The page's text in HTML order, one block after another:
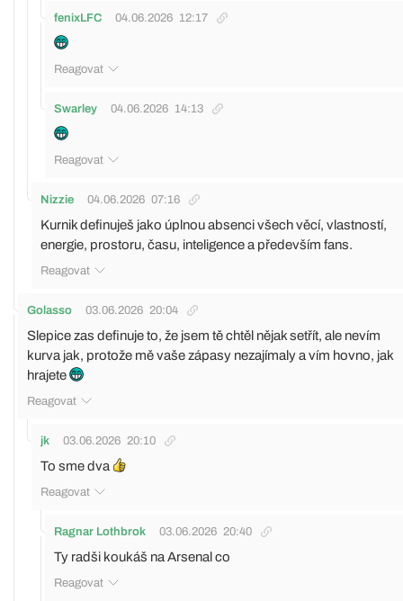
fenixLFC 04.06.2026 12:17
Reagovat
Swarley 04.06.2026 14:13
Reagovat
Nizzie 04.06.2026 07:16
Kurnik definuješ jako úplnou absenci všech věcí, vlastností,
energie, prostoru, času, inteligence a především fans.
Reagovat
Golasso 03.06.2026 20:04
Slepice zas definuje to, že jsem tě chtěl nějak setřít, ale nevím
kurva jak, protože mě vaše zápasy nezajímaly a vím hovno, jak
hrajete
Reagovat
jk 03.06.2026 20:10
To sme dva
Reagovat
Ragnar Lothbrok 03.06.2026 20:40
Ty radši koukáš na Arsenal co
Reagovat